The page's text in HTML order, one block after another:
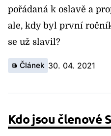
pořádaná k oslavě a
ale, kdy byl první
se už slavil?
Článek 30. 04. 2021
Kdo jsou členové